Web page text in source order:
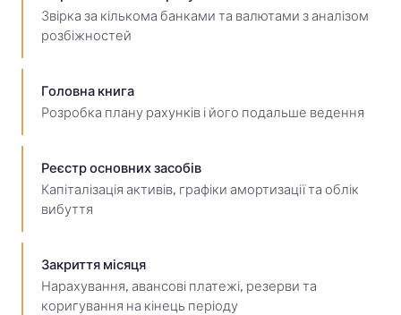
Звірка за кількома банками та валютами з аналізом
розбіжностей
Головна книга
Розробка плану рахунків і його подальше ведення
Реєстр основних засобів
Капіталізація активів, графіки амортизації та облік
вибуття
Закриття місяця
Нарахування, авансові платежі, резерви та
коригування на кінець періоду